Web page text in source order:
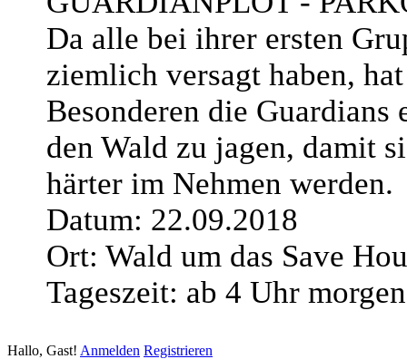
Da alle bei ihrer ersten
ziemlich versagt haben,
Besonderen die Guardians
den Wald zu jagen, damit
härter im Nehmen werden.
Datum: 22.09.2018
Ort: Wald um das Save
Tageszeit: ab 4 Uhr
Hallo, Gast! Anmelden Registrieren